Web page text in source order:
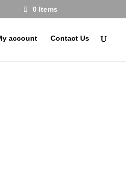
0 Items
account Contact Us